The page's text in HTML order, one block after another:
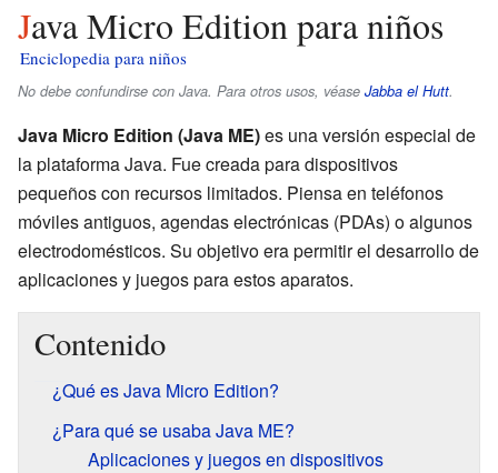
Java Micro Edition para niños
Enciclopedia para niños
No debe confundirse con Java. Para otros usos, véase Jabba el Hutt.
Java Micro Edition (Java ME)es una versión especial de
la plataforma Java. Fue creada para dispositivos
pequeños con recursos limitados. Piensa en teléfonos
móviles antiguos, agendas electrónicas (PDAs) o algunos
electrodomésticos. Su objetivo era permitir el desarrollo de
aplicaciones y juegos para estos aparatos.
Contenido
¿Qué es Java Micro Edition?
¿Para qué se usaba Java ME?
Aplicaciones y juegos en dispositivos